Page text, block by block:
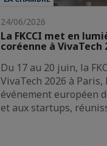
24/06/2026
La FKCCI met en
coréenne à VivaTech
Du 17 au 20 juin, la
VivaTech 2026 à
événement européen
et aux startups,